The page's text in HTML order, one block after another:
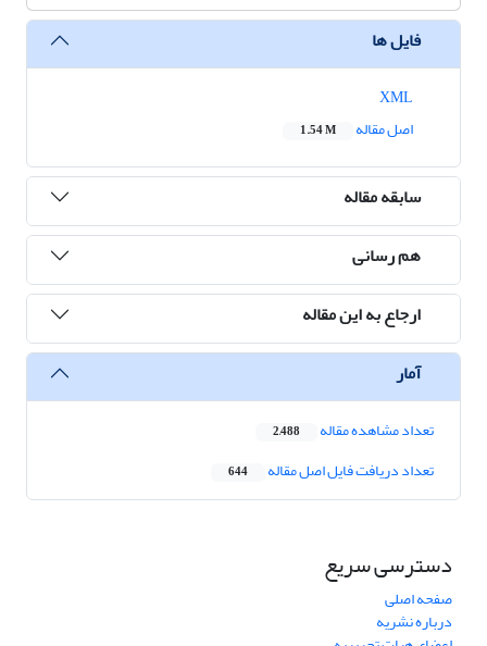
فایل ها
اصل مقاله
1.54 M
سابقه مقاله
هم رسانی
ارجاع به این مقاله
آمار
تعداد مشاهده مقاله 2,488
تعداد دریافت فایل اصل مقاله 644
دسترسی سریع
صفحه اصلی
درباره نشریه